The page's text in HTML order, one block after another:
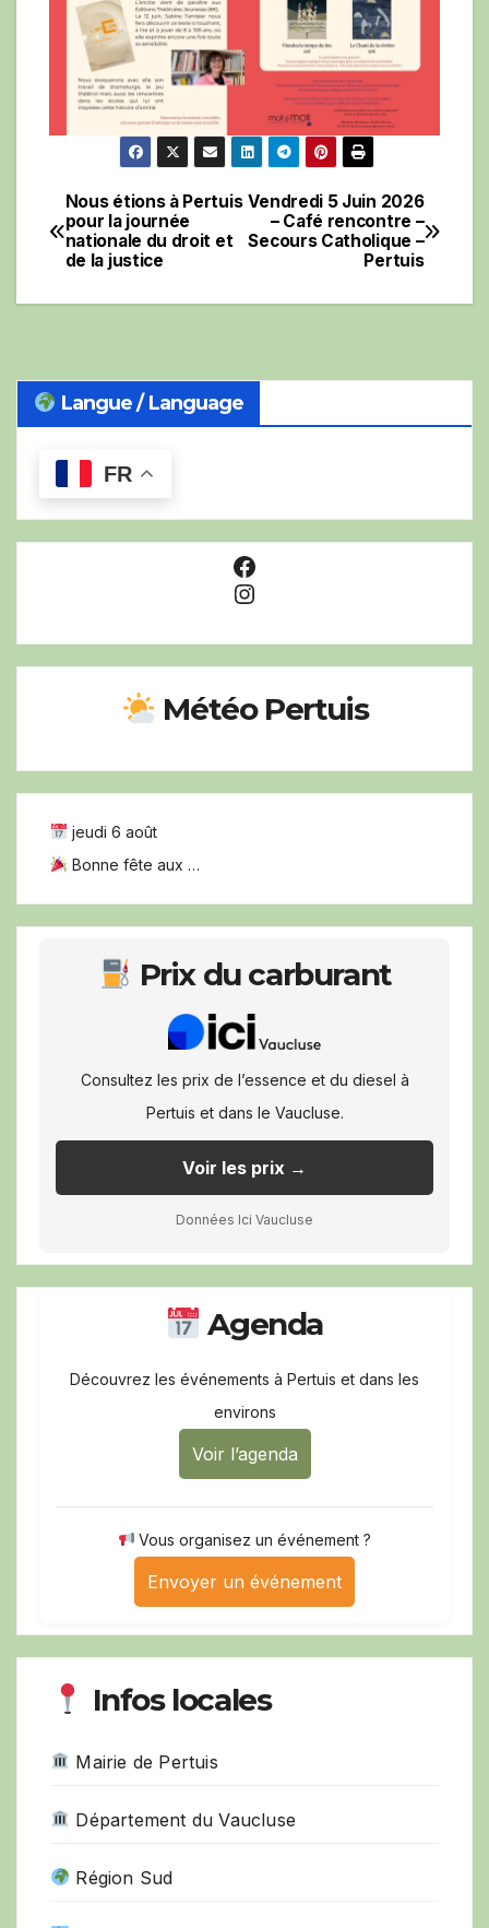
Navigation
de
l’article
Vendredi 5 Juin 2026
– Café rencontre –
Secours Catholique –
Pertuis
Nous étions à Pertuis
pour la journée
nationale du droit et
de la justice
Langue / Language
FR
Facebook
Instagram
Météo Pertuis
jeudi 6 août
Bonne fête aux …
Prix du carburant
Consultez les prix de l’essence et du diesel à
Pertuis et dans le Vaucluse.
Voir les prix →
Données Ici Vaucluse
Agenda
Découvrez les événements à Pertuis et dans les
environs
Voir l’agenda
Vous organisez un événement ?
Envoyer un événement
Infos locales
Mairie de Pertuis
Département du Vaucluse
Région Sud